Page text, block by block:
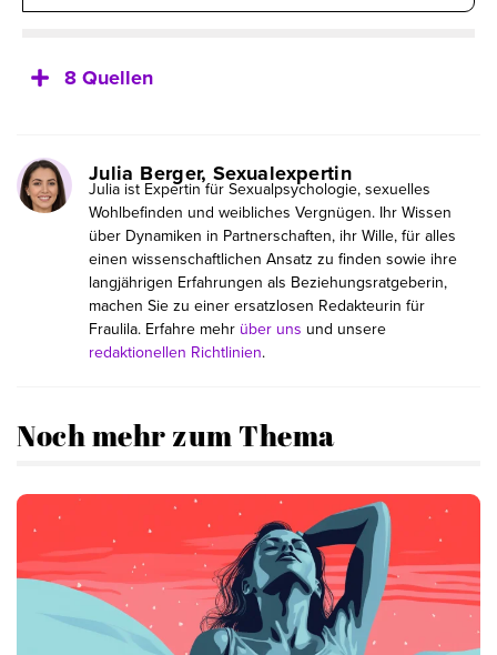
8 Quellen
Julia Berger, Sexualexpertin
Julia ist Expertin für Sexualpsychologie, sexuelles
Wohlbefinden und weibliches Vergnügen. Ihr Wissen
über Dynamiken in Partnerschaften, ihr Wille, für alles
einen wissenschaftlichen Ansatz zu finden sowie ihre
langjährigen Erfahrungen als Beziehungsratgeberin,
machen Sie zu einer ersatzlosen Redakteurin für
Fraulila. Erfahre mehr über uns und unsere
redaktionellen Richtlinien.
Noch mehr zum Thema